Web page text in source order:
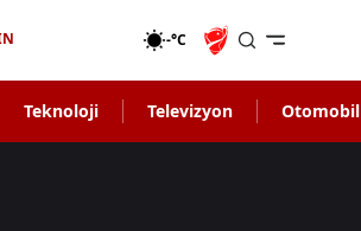
-°C
Teknoloji Televizyon Otomobil